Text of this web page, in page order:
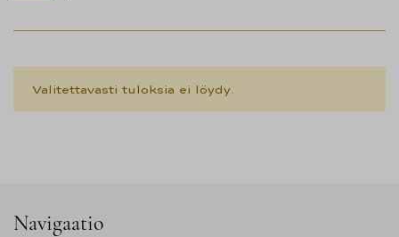
Valitettavasti tuloksia ei löydy.
Navigaatio